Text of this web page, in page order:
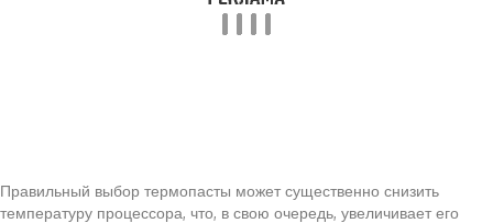
Правильный выбор термопасты может существенно снизить
температуру процессора, что, в свою очередь, увеличивает его